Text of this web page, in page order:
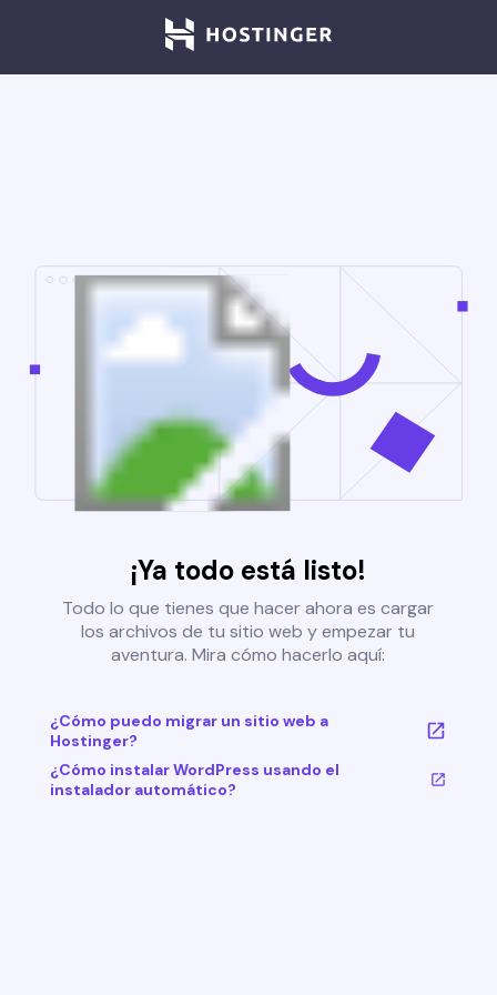
¡Ya todo está listo!
Todo lo que tienes que hacer ahora es cargar
los archivos de tu sitio web y empezar tu
aventura. Mira cómo hacerlo aquí:
¿Cómo puedo migrar un sitio web a
Hostinger?
¿Cómo instalar WordPress usando el
instalador automático?